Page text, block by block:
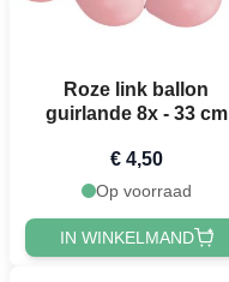
Roze link ballon
guirlande 8x - 33 cm
€ 4,50
Op voorraad
IN WINKELMAND